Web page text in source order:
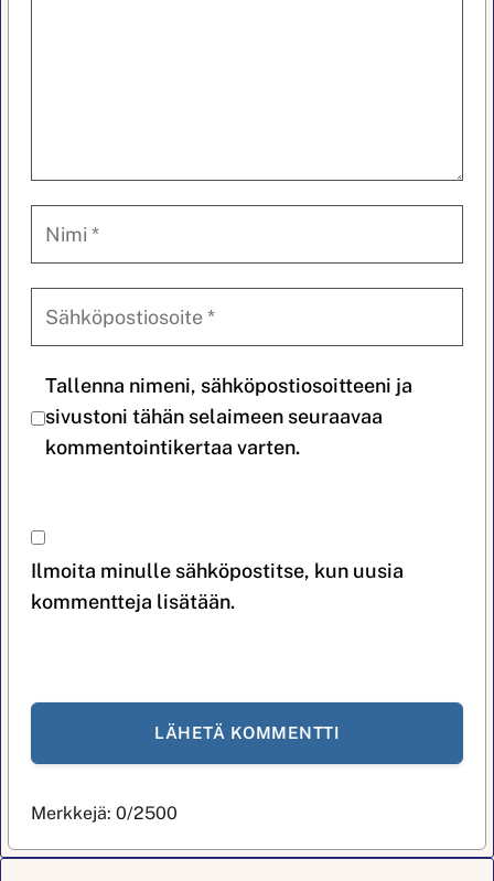
Tallenna nimeni, sähköpostiosoitteeni ja
sivustoni tähän selaimeen seuraavaa
kommentointikertaa varten.
Ilmoita minulle sähköpostitse, kun uusia
kommentteja lisätään.
Merkkejä:0/2500